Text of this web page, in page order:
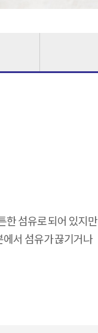
한 섬유로 되어 있지만
서 섬유가 끊기거나